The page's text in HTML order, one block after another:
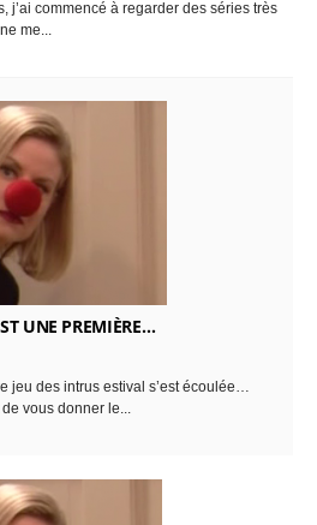
j’ai commencé à regarder des séries très
me...
UNE PREMIÈRE…
jeu des intrus estival s’est écoulée…
vous donner le...